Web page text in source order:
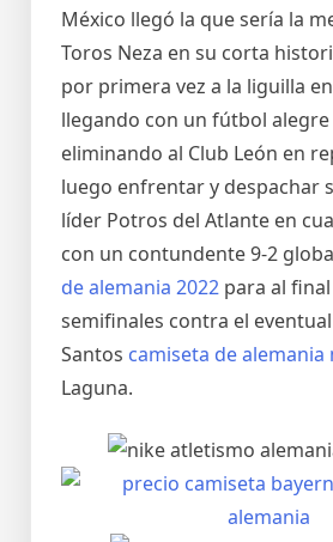
México llegó la que sería la
Toros Neza en su corta
por primera vez a la liguilla
llegando con un fútbol alegre
eliminando al Club León en
luego enfrentar y despachar
líder Potros del Atlante en
con un contundente 9-2
de alemania 2022 para al
semifinales contra el
Santos camiseta de alemania
Laguna.